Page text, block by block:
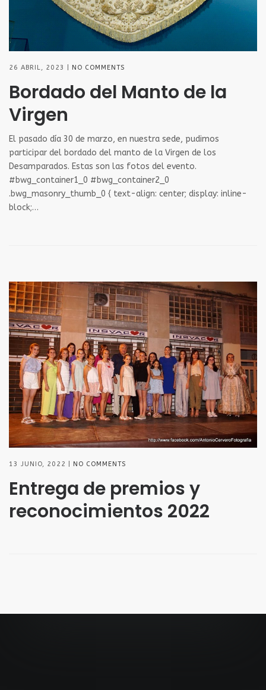
26 ABRIL, 2023 NO COMMENTS
Bordado del Manto de la
Virgen
El pasado día 30 de marzo, en nuestra sede, pudimos
participar del bordado del manto de la Virgen de los
Desamparados. Estas son las fotos del evento.
#bwg_container1_0 #bwg_container2_0
.bwg_masonry_thumb_0 { text-align: center; display: inline-
block;…
13 JUNIO, 2022 NO COMMENTS
Entrega de premios y
reconocimientos 2022